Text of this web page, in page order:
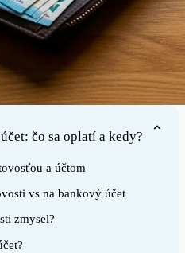
čo sa oplatí a kedy?
a účtom
vs na bankový účet
zmysel?